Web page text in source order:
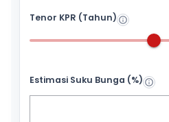
Tenor KPR (Tahun)
Estimasi Suku Bunga (%)